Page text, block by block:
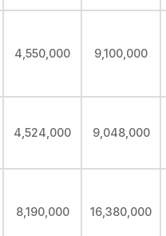
4,550,000 9,100,000
4,524,000 9,048,000
8,190,000 16,380,000